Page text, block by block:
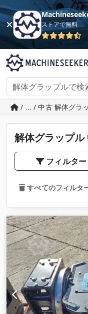
ストアで無料
/ ... / 中古 解体グラ
解体グラップル
フィルター
すべてのフィルタ